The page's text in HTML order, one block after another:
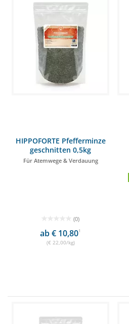
HIPPOFORTE Pfefferminze
geschnitten 0,5kg
Für Atemwege & Verdauung
(0)
ab € 10,801
(€ 22,00/kg)